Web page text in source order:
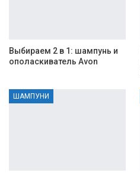
Выбираем 2 в 1: шампунь и
ополаскиватель Avon
ШАМПУНИ